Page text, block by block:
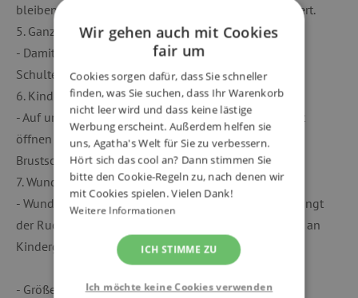
bleiben die Träger auf den Schultern stets sicher fixiert.
5. Ganz weich
- Damit sich Tragen wie Kuscheln anfühlt, sind die
Schulterpolster super weich.
6. Kinderleicht
- Auf und zu … so kinderleicht lässt sich der Brustgurt
öffnen und schließen. Die gelben Druckpunkte der
Brustschnalle geben dabei praktische Hilfestellung.
7. Wunderbar anhänglich
- Wunderbar anhänglich: Sogar wenn er Pause hat hängt
der Rucksack dank des verstärktem Tragegriffs sicher an
Kindergarten-Garderoben oder Elternhänden.
- Größe: 17 x 25 x 11 cm (B/H/T)
Wir gehen auch mit Cookies
fair um
Cookies sorgen dafür, dass Sie schneller
finden, was Sie suchen, dass Ihr Warenkorb
nicht leer wird und dass keine lästige
Werbung erscheint. Außerdem helfen sie
uns, Agatha's Welt für Sie zu verbessern.
Hört sich das cool an? Dann stimmen Sie
bitte den Cookie-Regeln zu, nach denen wir
mit Cookies spielen. Vielen Dank!
Weitere Informationen
ICH STIMME ZU
Ich möchte keine Cookies verwenden